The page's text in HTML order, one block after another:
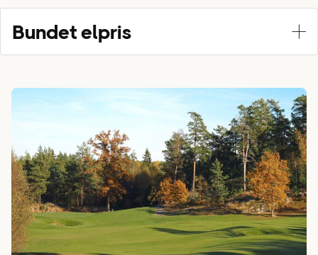
Bundet elpris